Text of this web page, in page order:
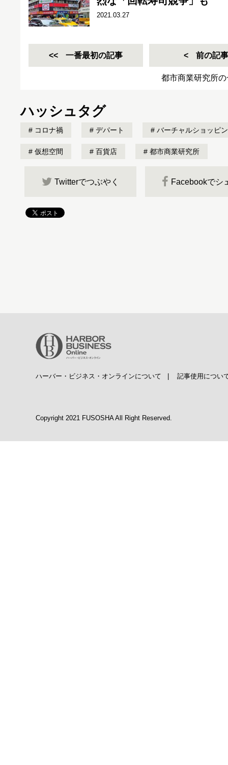
2021.03.27
一番最初の記事 前の記事
都市商業研究所
ハッシュタグ
コロナ禍 デパート バーチャルショッピ
仮想空間 百貨店 都市商業研究所
Twitterでつぶやく Facebookでシ
ハーバー・ビジネス・オンラインについて 記事使用につい
Copyright 2021 FUSOSHA All Right Reserved.